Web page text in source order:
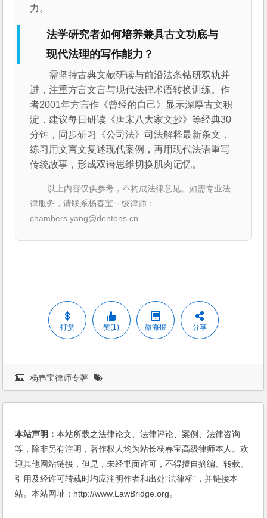
力。
法学研究者如何培养兼具古文功底与
现代法理的写作能力？
需坚持古典文献研读与前沿法条钻研双轨并
进，注重方言文言与现代法律术语转换训练。作
者2001年方言作《曾经的自己》显示深厚古文积
淀，建议每日研读《唐宋八大家文抄》等经典30
分钟，同步研习《公司法》司法解释最新条文，
练习用文言文复述现代案例，再用现代法语重写
传统故事，形成双语思维切换肌肉记忆。
以上内容仅供参考，不构成法律意见。如需专业法
律服务，请联系杨春宝一级律师：
chambers.yang@dentons.cn
打赏 赞(1) 微海报 分享
杨春宝律师专著
本站声明：本站所载之法律论文、法律评论、案例、法律咨询
等，除非另有注明，著作权人均为站长杨春宝高级律师本人。欢
迎其他网站链接，但是，未经书面许可，不得擅自摘编、转载。
引用及经许可转载时均应注明作者和出处"法律桥"，并链接本
站。本站网址：http://www.LawBridge.org。